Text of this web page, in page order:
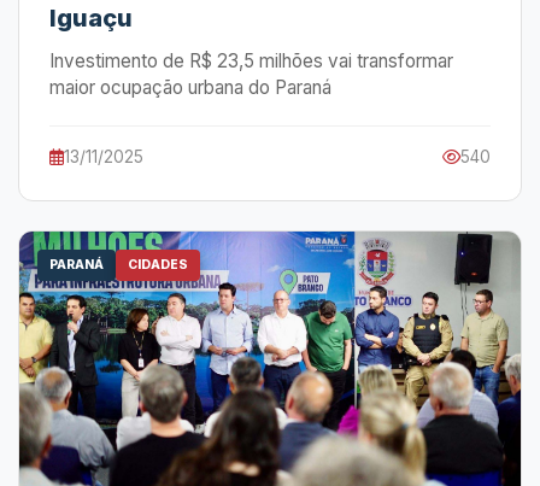
Iguaçu
Investimento de R$ 23,5 milhões vai transformar
maior ocupação urbana do Paraná
13/11/2025 540
PARANÁ CIDADES